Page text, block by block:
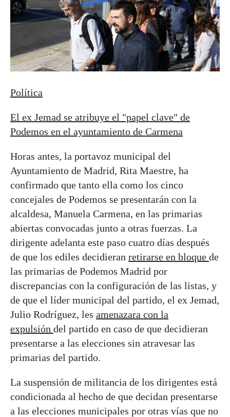
Política
El ex Jemad se atribuye el "papel clave" de
Podemos en el ayuntamiento de Carmena
Horas antes, la portavoz municipal del
Ayuntamiento de Madrid, Rita Maestre, ha
confirmado que tanto ella como los cinco
concejales de Podemos se presentarán con la
alcaldesa, Manuela Carmena, en las primarias
abiertas convocadas junto a otras fuerzas. La
dirigente adelanta este paso cuatro días después
de que los ediles decidieran retirarse en bloque de
las primarias de Podemos Madrid por
discrepancias con la configuración de las listas, y
de que el líder municipal del partido, el ex Jemad,
Julio Rodríguez, les amenazara con la
expulsión del partido en caso de que decidieran
presentarse a las elecciones sin atravesar las
primarias del partido.
La suspensión de militancia de los dirigentes está
condicionada al hecho de que decidan presentarse
a las elecciones municipales por otras vías que no